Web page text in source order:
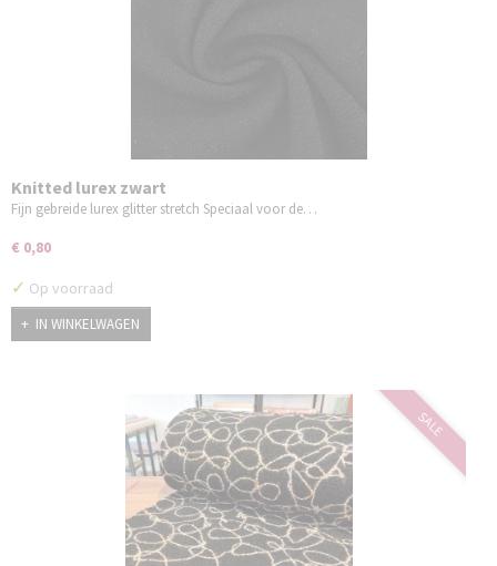
Knitted lurex zwart
Fijn gebreide lurex glitter stretch Speciaal voor de…
€ 0,80
✓ Op voorraad
IN WINKELWAGEN
SALE